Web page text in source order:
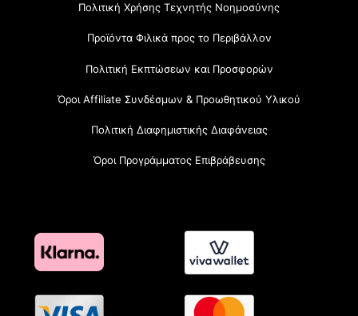
Πολιτική Χρήσης Τεχνητής Νοημοσύνης
Προϊόντα Φιλικά προς το Περιβάλλον
Πολιτική Εκπτώσεων και Προσφορών
Όροι Affiliate Συνδέσμων & Προωθητικού Υλικού
Πολιτική Διαφημιστικής Διαφάνειας
Όροι Προγράμματος Επιβράβευσης